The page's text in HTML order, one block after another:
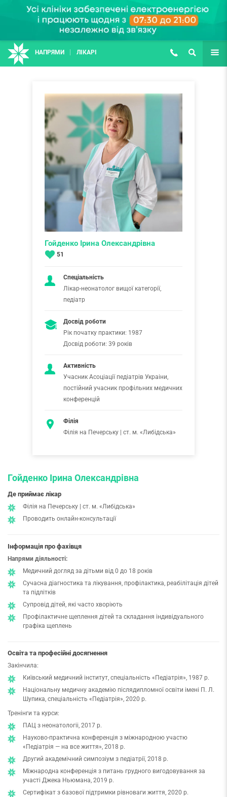
НАПРЯМИ ЛІКАРІ (067) 127-03-03
ПОШУК ЩЕ
Гойденко Ірина Олександрівна
51
Спеціальність
Лікар-неонатолог вищої категорії,
педіатр
Досвід роботи
Рік початку практики: 1987
Досвід роботи: 39 років
Активність
Учасник Асоціації педіатрів Украіни,
постійний учасник профільних медичних
конференцій
Філія
Філія на Печерську | ст. м. «Либідська»
Гойденко Ірина Олександрівна
Де приймає лікар
Філія на Печерську | ст. м. «Либідська»
Проводить онлайн-консультації
Інформація про фахівця
Напрями діяльності:
Медичний догляд за дітьми від 0 до 18 років
Сучасна діагностика та лікування, профілактика, реабілітація дітей
та підлітків
Супровід дітей, які часто хворіють
Профілактичне щеплення дітей та складання індивідуального
графіка щеплень
Освіта та професійні досягнення
Закінчила:
Київський медичний інститут, спеціальність «Педіатрія», 1987 р.
Національну медичну академію післядипломної освіти імені П. Л.
Шупика, спеціальність «Педіатрія», 2020 р.
Тренінги та курси:
ПАЦ з неонатологіі, 2017 р.
Науково-практична конференція з міжнародною участю
«Педіатрія — на все життя», 2018 р.
Другий академічний симпозіум з педіатрії, 2018 р.
Міжнародна конференція з питань грудного вигодовування за
участі Джека Ньюмана, 2019 р.
Сертифікат з базової підтримки рівноваги життя, 2020 р.